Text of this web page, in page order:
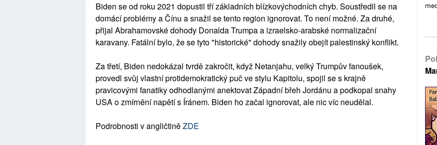
Biden se od roku 2021 dopustil tří základních blízkovýchodních chyb. Soustředil se na
domácí problémy a Čínu a snažil se tento region ignorovat. To není možné. Za druhé,
přijal Abrahamovské dohody Donalda Trumpa a izraelsko-arabské normalizační
karavany. Fatální bylo, že se tyto "historické" dohody snažily obejít palestinský konflikt.
Za třetí, Biden nedokázal tvrdě zakročit, když Netanjahu, velký Trumpův fanoušek,
provedl svůj vlastní protidemokratický puč ve stylu Kapitolu, spojil se s krajně
pravicovými fanatiky odhodlanými anektovat Západní břeh Jordánu a podkopal snahy
USA o zmírnění napětí s Íránem. Biden ho začal ignorovat, ale nic víc neudělal.
Podrobnosti v angličtiněZDE